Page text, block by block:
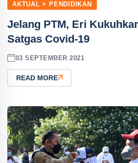
AKTUAL > PENDIDIKAN
Jelang PTM, Eri
Satgas Covid-19
03 SEPTEMBER 2021
READ MORE